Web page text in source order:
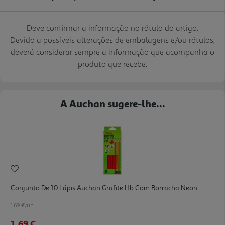
Deve confirmar a informação no rótulo do artigo.
Devido a possíveis alterações de embalagens e/ou rótulos,
deverá considerar sempre a informação que acompanha o
produto que recebe.
A Auchan sugere-lhe...
Conjunto De 10 Lápis Auchan Grafite Hb Com Borracha Neon
1.69 €/un